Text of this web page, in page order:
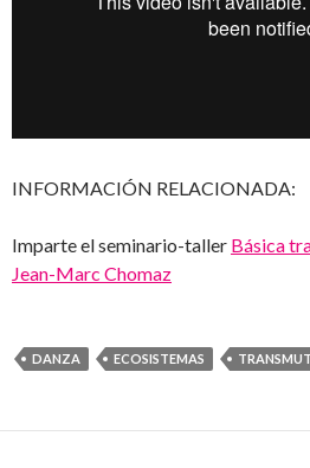
INFORMACIÓN RELACIONADA:
Imparte el seminario-taller Básica
Jean-Marc Chomaz
DANZA ECOSISTEMAS